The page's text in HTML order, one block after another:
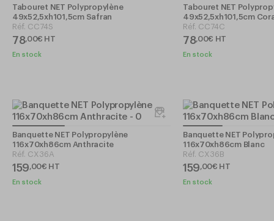
Tabouret NET Polypropylène
49x52,5xh101,5cm Safran
Réf. CC74S
78,00€ HT
En stock
Tabouret NET
49x52,5xh101,5cm
Réf. CC74C
78,00€ HT
En stock
Banquette NET Polypropylène
116x70xh86cm Anthracite
Réf. CX36A
159,00€ HT
En stock
Banquette NET
116x70xh86cm Blanc
Réf. CX36B
159,00€ HT
En stock